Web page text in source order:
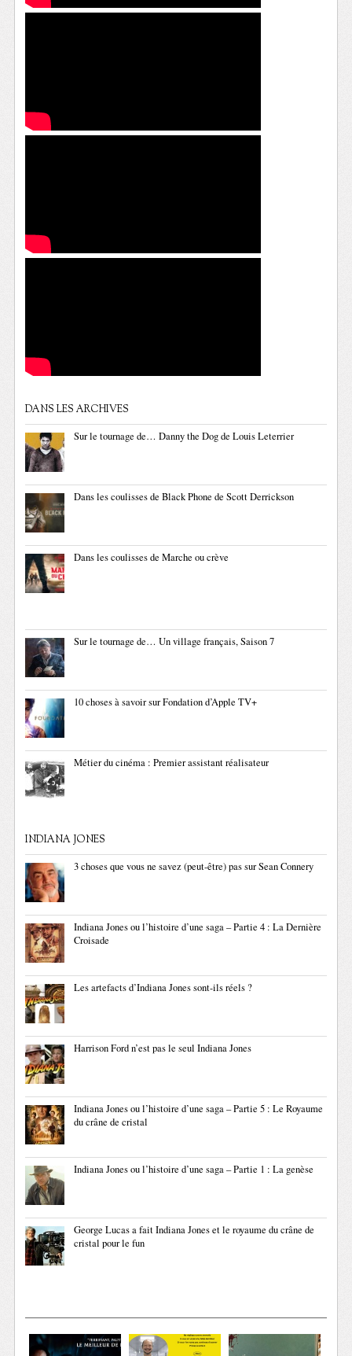
DANS LES ARCHIVES
Sur le tournage de… Danny the Dog de Louis Leterrier
Dans les coulisses de Black Phone de Scott Derrickson
Dans les coulisses de Marche ou crève
Sur le tournage de… Un village français, Saison 7
10 choses à savoir sur Fondation d’Apple TV+
Métier du cinéma : Premier assistant réalisateur
INDIANA JONES
3 choses que vous ne savez (peut-être) pas sur Sean Connery
Indiana Jones ou l’histoire d’une saga – Partie 4 : La Dernière
Croisade
Les artefacts d’Indiana Jones sont-ils réels ?
Harrison Ford n’est pas le seul Indiana Jones
Indiana Jones ou l’histoire d’une saga – Partie 5 : Le Royaume
du crâne de cristal
Indiana Jones ou l’histoire d’une saga – Partie 1 : La genèse
George Lucas a fait Indiana Jones et le royaume du crâne de
cristal pour le fun